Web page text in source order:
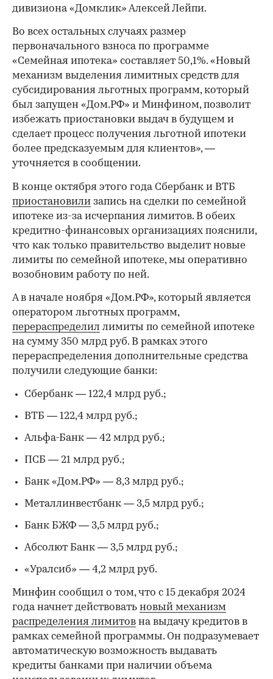
дивизиона «Домклик» Алексей Лейпи.
Во всех остальных случаях размер
первоначального взноса по программе
«Семейная ипотека» составляет 50,1%. «Новый
механизм выделения лимитных средств для
субсидирования льготных программ, который
был запущен «Дом.РФ» и Минфином, позволит
избежать приостановки выдач в будущем и
сделает процесс получения льготной ипотеки
более предсказуемым для клиентов», —
уточняется в сообщении.
В конце октября этого года Сбербанк и ВТБ
приостановили запись на сделки по семейной
ипотеке из-за исчерпания лимитов. В обеих
кредитно-финансовых организациях пояснили,
что как только правительство выделит новые
лимиты по семейной ипотеке, мы оперативно
возобновим работу по ней.
А в начале ноября «Дом.РФ», который является
оператором льготных программ,
перераспределил лимиты по семейной ипотеке
на сумму 350 млрд руб. В рамках этого
перераспределения дополнительные средства
получили следующие банки:
Сбербанк — 122,4 млрд руб.;
ВТБ — 122,4 млрд руб.;
Альфа-Банк — 42 млрд руб.;
ПСБ — 21 млрд руб.;
Банк «Дом.РФ» — 8,3 млрд руб.;
Металлинвестбанк — 3,5 млрд руб.;
Банк БЖФ — 3,5 млрд руб.;
Абсолют Банк — 3,5 млрд руб.;
«Уралсиб» — 4,2 млрд руб.
Минфин сообщил о том, что с 15 декабря 2024
года начнет действовать новый механизм
распределения лимитов на выдачу кредитов в
рамках семейной программы. Он подразумевает
автоматическую возможность выдавать
кредиты банками при наличии объема